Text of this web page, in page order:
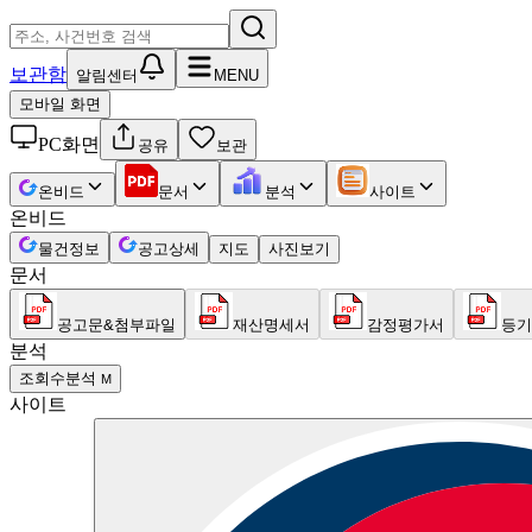
보관함 알림센터
MENU
모바일 화면
PC화면 공유 보관
온비드 문서 분석 사이트
온비드
물건정보 공고상세 지도 사진보기
문서
공고문&첨부파일 재산명세서 감정평가서 등
분석
조회수분석 M
사이트